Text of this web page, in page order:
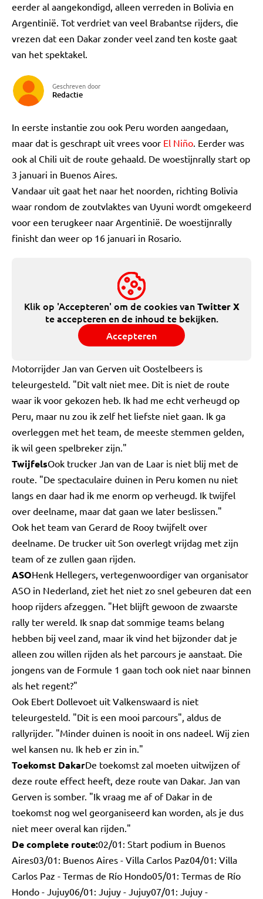
eerder al aangekondigd, alleen verreden in Bolivia en
Argentinië. Tot verdriet van veel Brabantse rijders, die
vrezen dat een Dakar zonder veel zand ten koste gaat
van het spektakel.
Geschreven door
Redactie
In eerste instantie zou ook Peru worden aangedaan,
maar dat is geschrapt uit vrees voor El Niño. Eerder was
ook al Chili uit de route gehaald. De woestijnrally start op
3 januari in Buenos Aires.
Vandaar uit gaat het naar het noorden, richting Bolivia
waar rondom de zoutvlaktes van Uyuni wordt omgekeerd
voor een terugkeer naar Argentinië. De woestijnrally
finisht dan weer op 16 januari in Rosario.
Klik op 'Accepteren' om de cookies vanTwitter X
te accepteren en de inhoud te bekijken.
Accepteren
Motorrijder Jan van Gerven uit Oostelbeers is
teleurgesteld. "Dit valt niet mee. Dit is niet de route
waar ik voor gekozen heb. Ik had me echt verheugd op
Peru, maar nu zou ik zelf het liefste niet gaan. Ik ga
overleggen met het team, de meeste stemmen gelden,
ik wil geen spelbreker zijn."
TwijfelsOok trucker Jan van de Laar is niet blij met de
route. "De spectaculaire duinen in Peru komen nu niet
langs en daar had ik me enorm op verheugd. Ik twijfel
over deelname, maar dat gaan we later beslissen."
Ook het team van Gerard de Rooy twijfelt over
deelname. De trucker uit Son overlegt vrijdag met zijn
team of ze zullen gaan rijden.
ASOHenk Hellegers, vertegenwoordiger van organisator
ASO in Nederland, ziet het niet zo snel gebeuren dat een
hoop rijders afzeggen. "Het blijft gewoon de zwaarste
rally ter wereld. Ik snap dat sommige teams belang
hebben bij veel zand, maar ik vind het bijzonder dat je
alleen zou willen rijden als het parcours je aanstaat. Die
jongens van de Formule 1 gaan toch ook niet naar binnen
als het regent?"
Ook Ebert Dollevoet uit Valkenswaard is niet
teleurgesteld. "Dit is een mooi parcours", aldus de
rallyrijder. "Minder duinen is nooit in ons nadeel. Wij zien
wel kansen nu. Ik heb er zin in."
Toekomst DakarDe toekomst zal moeten uitwijzen of
deze route effect heeft, deze route van Dakar. Jan van
Gerven is somber. "Ik vraag me af of Dakar in de
toekomst nog wel georganiseerd kan worden, als je dus
niet meer overal kan rijden."
De complete route:02/01: Start podium in Buenos
Aires03/01: Buenos Aires - Villa Carlos Paz04/01: Villa
Carlos Paz - Termas de Río Hondo05/01: Termas de Río
Hondo - Jujuy06/01: Jujuy - Jujuy07/01: Jujuy -